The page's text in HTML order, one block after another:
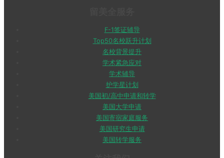
F-1签证辅导
Top50名校跃升计划
名校背景提升
学术紧急应对
学术辅导
护学星计划
美国初/高中申请和转学
美国大学申请
美国寄宿家庭服务
美国研究生申请
美国转学服务